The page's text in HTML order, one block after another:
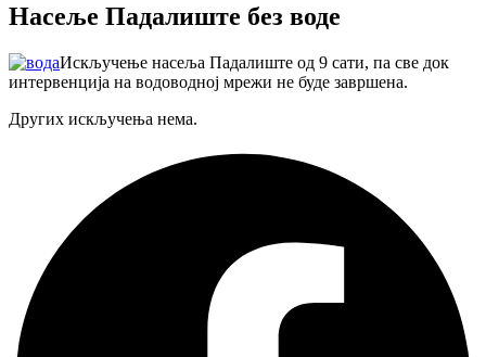
Насеље Падалиште без воде
Искључење насеља Падалиште од 9 сати, па све док
интервенција на водоводној мрежи не буде завршена.
Других искључења нема.